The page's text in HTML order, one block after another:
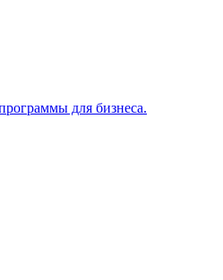
для бизнеса.